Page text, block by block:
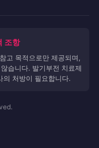
조항
고 목적으로만 제공되며,
습니다. 발기부전 치료제
의 처방이 필요합니다.